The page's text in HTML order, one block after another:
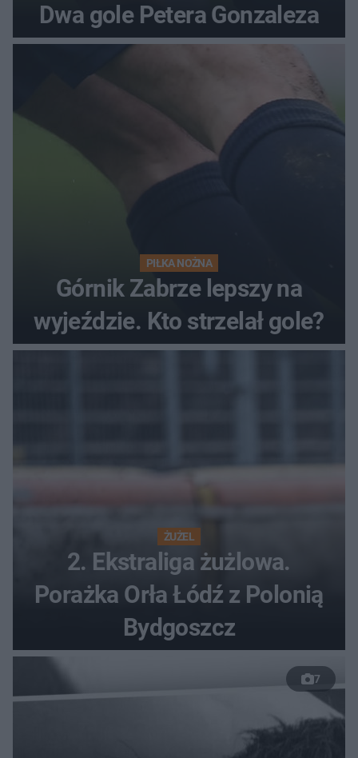
Dwa gole Petera Gonzaleza
PIŁKA NOŻNA
Górnik Zabrze lepszy na
wyjeździe. Kto strzelał gole?
ŻUŻEL
2. Ekstraliga żużlowa.
Porażka Orła Łódź z Polonią
Bydgoszcz
7